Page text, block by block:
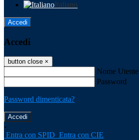
Italiano
Accedi
Accedi
button close ×
Nome Utente
Password
Password dimenticata?
-
Entra con SPID Entra con CIE